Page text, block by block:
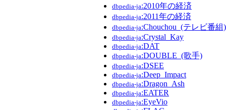
dbpedia-ja:2010年の経済
dbpedia-ja:2011年の経済
dbpedia-ja:Chouchou_(テレビ番組)
dbpedia-ja:Crystal_Kay
dbpedia-ja:DAT
dbpedia-ja:DOUBLE_(歌手)
dbpedia-ja:DSEE
dbpedia-ja:Deep_Impact
dbpedia-ja:Dragon_Ash
dbpedia-ja:EATER
dbpedia-ja:EyeVio